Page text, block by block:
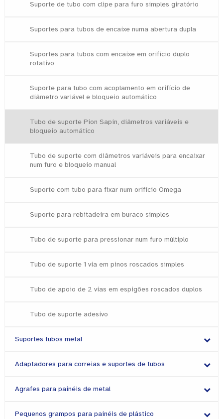
Suporte de tubo com clipe para furo simples giratório
Suportes para tubos de encaixe numa abertura dupla
Suportes para tubos com encaixe em orifício duplo
rotativo
Suporte para tubo com acoplamento em orifício de
diâmetro variável e bloqueio automático
Tubo de suporte Pion Sapin, diâmetros variáveis e
bloqueio automático
Tubo de suporte com diâmetros variáveis para encaixar
num furo e bloqueio manual
Suporte com tubo para fixar num orifício Omega
Suporte para rebitadeira em buraco simples
Tubo de suporte para pressionar num furo múltiplo
Tubo de suporte 1 via em pinos roscados simples
Tubo de apoio de 2 vias em espigões roscados duplos
Tubo de suporte adesivo
Suportes tubos metal
Adaptadores para correias e suportes de tubos
Agrafes para painéis de metal
Pequenos grampos para painéis de plástico